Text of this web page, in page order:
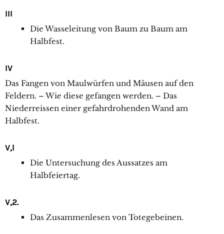
III
Die Wasseleitung von Baum zu Baum am
Halbfest.
IV
Das Fangen von Maulwürfen und Mäusen auf den
Feldern. – Wie diese gefangen werden. – Das
Niederreissen einer gefahrdrohenden Wand am
Halbfest.
V,l
Die Untersuchung des Aussatzes am
Halbfeiertag.
V,2.
Das Zusammenlesen von Totegebeinen.